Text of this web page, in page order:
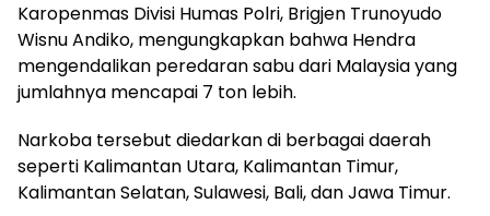
Karopenmas Divisi Humas Polri, Brigjen Trunoyudo
Wisnu Andiko, mengungkapkan bahwa Hendra
mengendalikan peredaran sabu dari Malaysia yang
jumlahnya mencapai 7 ton lebih.
Narkoba tersebut diedarkan di berbagai daerah
seperti Kalimantan Utara, Kalimantan Timur,
Kalimantan Selatan, Sulawesi, Bali, dan Jawa Timur.